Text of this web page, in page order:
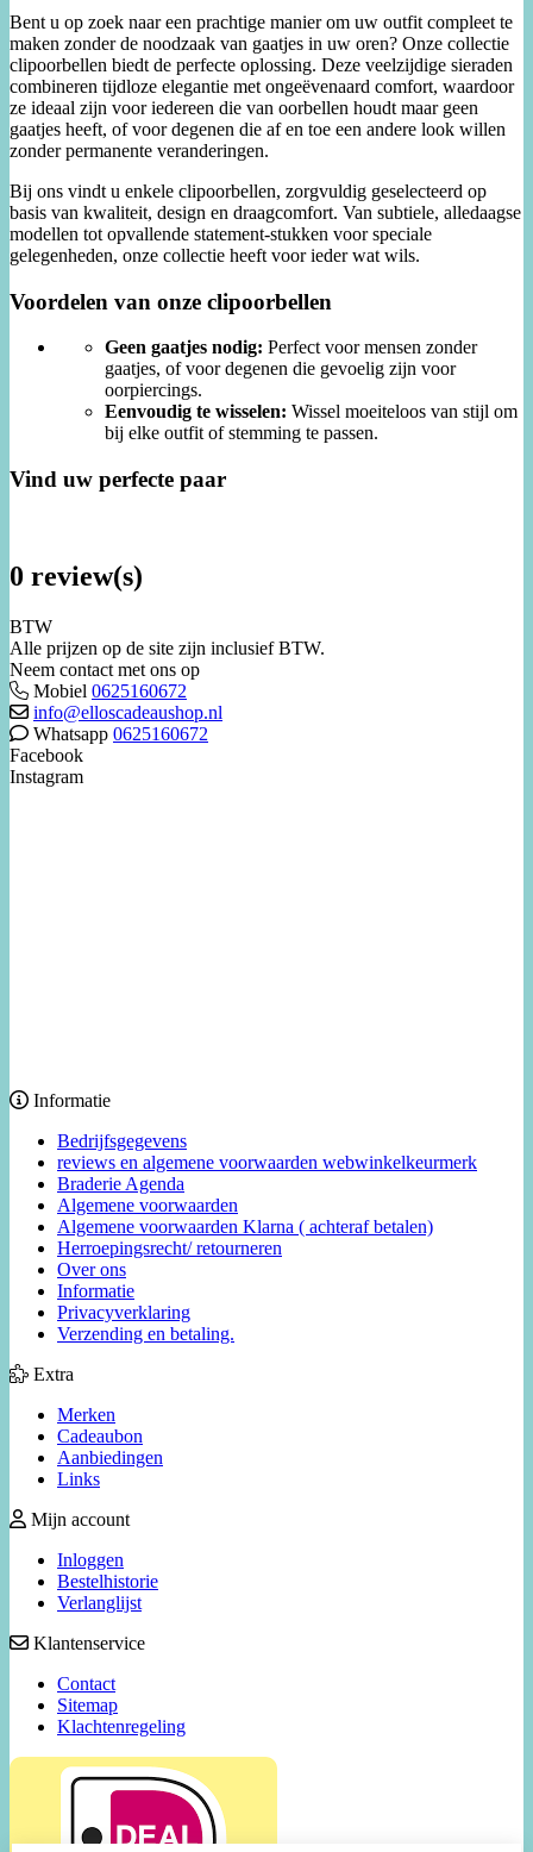
Bent u op zoek naar een prachtige manier om uw outfit compleet te
maken zonder de noodzaak van gaatjes in uw oren? Onze collectie
clipoorbellen biedt de perfecte oplossing. Deze veelzijdige sieraden
combineren tijdloze elegantie met ongeëvenaard comfort, waardoor
ze ideaal zijn voor iedereen die van oorbellen houdt maar geen
gaatjes heeft, of voor degenen die af en toe een andere look willen
zonder permanente veranderingen.
Bij ons vindt u enkele clipoorbellen, zorgvuldig geselecteerd op
basis van kwaliteit, design en draagcomfort. Van subtiele, alledaagse
modellen tot opvallende statement-stukken voor speciale
gelegenheden, onze collectie heeft voor ieder wat wils.
Voordelen van onze clipoorbellen
Geen gaatjes nodig: Perfect voor mensen zonder
gaatjes, of voor degenen die gevoelig zijn voor
oorpiercings.
Eenvoudig te wisselen: Wissel moeiteloos van stijl om
bij elke outfit of stemming te passen.
Vind uw perfecte paar
0 review(s)
BTW
Alle prijzen op de site zijn inclusief BTW.
Neem contact met ons op
Mobiel 0625160672
info@elloscadeaushop.nl
Whatsapp 0625160672
Facebook
Instagram
Informatie
Bedrijfsgegevens
reviews en algemene voorwaarden webwinkelkeurmerk
Braderie Agenda
Algemene voorwaarden
Algemene voorwaarden Klarna ( achteraf betalen)
Herroepingsrecht/ retourneren
Over ons
Informatie
Privacyverklaring
Verzending en betaling.
Extra
Merken
Cadeaubon
Aanbiedingen
Links
Mijn account
Inloggen
Bestelhistorie
Verlanglijst
Klantenservice
Contact
Sitemap
Klachtenregeling